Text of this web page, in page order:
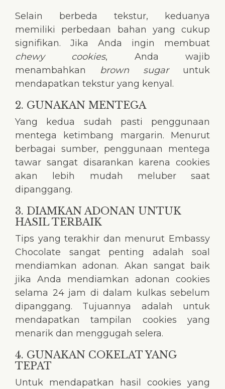
Selain berbeda tekstur, keduanya
memiliki perbedaan bahan yang cukup
signifikan. Jika Anda ingin membuat
chewy cookies, Anda wajib
menambahkan brown sugar untuk
mendapatkan tekstur yang kenyal.
2. GUNAKAN MENTEGA
Yang kedua sudah pasti penggunaan
mentega ketimbang margarin. Menurut
berbagai sumber, penggunaan mentega
tawar sangat disarankan karena cookies
akan lebih mudah meluber saat
dipanggang.
3. DIAMKAN ADONAN UNTUK
HASIL TERBAIK
Tips yang terakhir dan menurut Embassy
Chocolate sangat penting adalah soal
mendiamkan adonan. Akan sangat baik
jika Anda mendiamkan adonan cookies
selama 24 jam di dalam kulkas sebelum
dipanggang. Tujuannya adalah untuk
mendapatkan tampilan cookies yang
menarik dan menggugah selera.
4. GUNAKAN COKELAT YANG
TEPAT
Untuk mendapatkan hasil cookies yang